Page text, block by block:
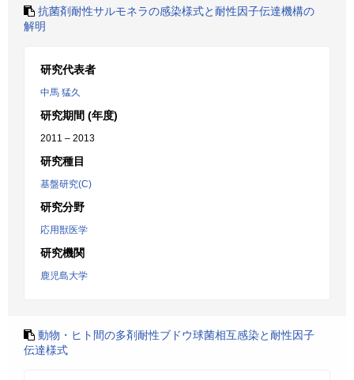
抗菌剤耐性サルモネラの感染様式と耐性因子伝達機構の
解明
研究代表者
中馬 猛久
研究期間 (年度)
2011 – 2013
研究種目
基盤研究(C)
研究分野
応用獣医学
研究機関
鹿児島大学
動物・ヒト間の多剤耐性ブドウ球菌相互感染と耐性因子
伝達様式